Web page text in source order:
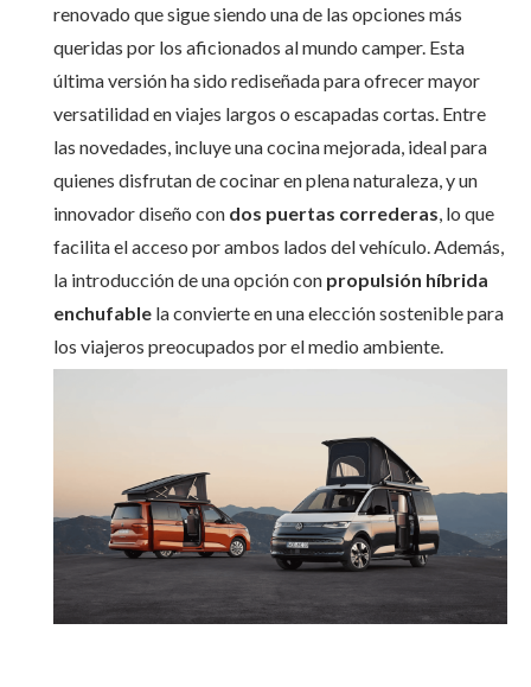
renovado que sigue siendo una de las opciones más
queridas por los aficionados al mundo camper. Esta
última versión ha sido rediseñada para ofrecer mayor
versatilidad en viajes largos o escapadas cortas. Entre
las novedades, incluye una cocina mejorada, ideal para
quienes disfrutan de cocinar en plena naturaleza, y un
innovador diseño con dos puertas correderas, lo que
facilita el acceso por ambos lados del vehículo. Además,
la introducción de una opción con propulsión híbrida
enchufable la convierte en una elección sostenible para
los viajeros preocupados por el medio ambiente.